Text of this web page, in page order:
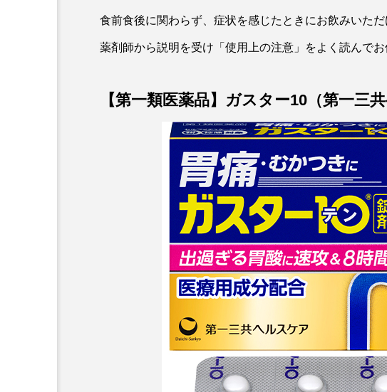
食前食後に関わらず、症状を感じたときにお飲みいただ
薬剤師から説明を受け「使用上の注意」をよく読んでお
【第一類医薬品】ガスター10（第一三